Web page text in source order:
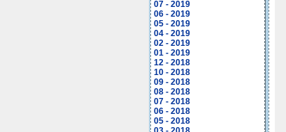
07 - 2019
06 - 2019
05 - 2019
04 - 2019
02 - 2019
01 - 2019
12 - 2018
10 - 2018
09 - 2018
08 - 2018
07 - 2018
06 - 2018
05 - 2018